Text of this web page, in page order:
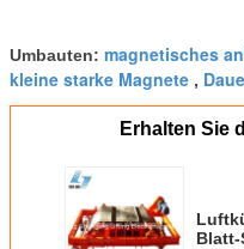
Umbauten: magnetisches
kleine starke Magnete ,
Erhalten Sie